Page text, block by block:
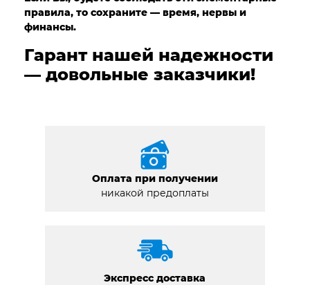
правила, то сохраните — время, нервы и
финансы.
Гарант нашей надежности
— довольные заказчики!
Оплата при получении
никакой предоплаты
Экспресс доставка